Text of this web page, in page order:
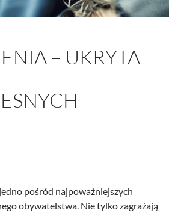
– UKRYTA
pośród najpoważniejszych
obywatelstwa. Nie tylko zagrażają